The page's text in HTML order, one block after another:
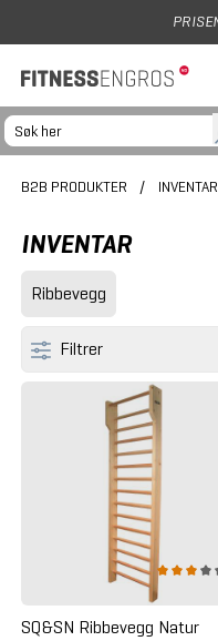
B2B PRODUKTER / INVENTAR
INVENTAR
Ribbevegg
Filtrer
SQ&SN Ribbevegg Natur